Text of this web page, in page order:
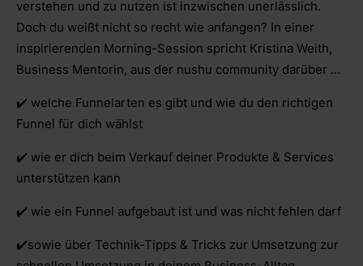
verstehen und zu nutzen ist inzwischen unerlässlich.
Doch du weißt nicht so recht wie anfangen? In einer
inspirierenden Morning-Session spricht Kristina Weith,
Business Mentorin, aus der nushu community darüber ...
✔️ welche Funnelarten es gibt und wie du den richtigen
Funnel für dich wählst
✔️ wie er dich beim Verkauf deiner Produkte & Services
unterstützen kann
✔️ wie ein Funnel aufgebaut ist und was nicht fehlen darf
✔️sowie über Technik-Tipps & Tricks zur Umsetzung zur